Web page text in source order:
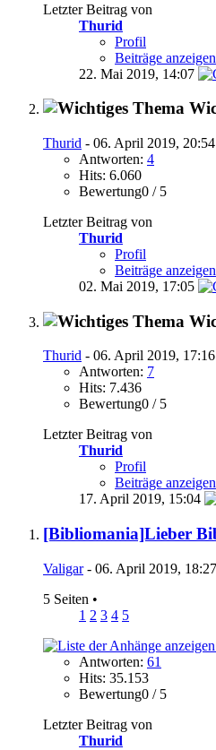
Letzter Beitrag von
Thurid
Profil
Beiträge anzeigen
22. Mai 2019, 14:07
Thurid - 06. April 2019,
Antworten: 4
Hits: 6.060
Bewertung0 / 5
Letzter Beitrag von
Thurid
Profil
Beiträge anzeigen
02. Mai 2019, 17:05
Thurid - 06. April 2019,
Antworten: 7
Hits: 7.436
Bewertung0 / 5
Letzter Beitrag von
Thurid
Profil
Beiträge anzeigen
17. April 2019, 15:04
[Bibliomania]Lieber
Valigar- 06. April 2019,
5 Seiten •
1 2 3 4 5
Antworten: 61
Hits: 35.153
Bewertung0 / 5
Letzter Beitrag von
Thurid